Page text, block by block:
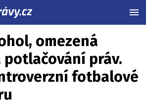
omezená
potlačování práv.
fotbalové